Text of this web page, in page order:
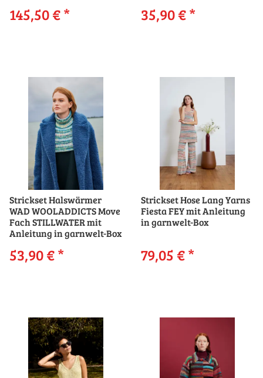
145,50 €* 35,90 €*
Strickset Halswärmer
WAD WOOLADDICTS Move
Fach STILLWATER mit
Anleitung in garnwelt-Box
53,90 €*
Strickset Hose Lang Yarns
Fiesta FEY mit Anleitung
in garnwelt-Box
79,05 €*